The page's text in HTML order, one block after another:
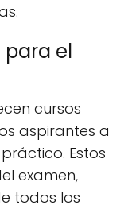
para el
cursos
aspirantes a
Estos
examen,
todos los